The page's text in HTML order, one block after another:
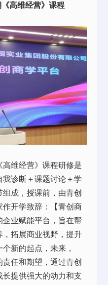
《高维经营》课程
维经营》课程研修是
诊断＋课题讨论＋学
组成，授课前，由青创
作开学致辞：【青创商
企业赋能平台，旨在帮
，拓展商业视野，提升
新的起点，未来，
责任和期望，通过青创
提供强大的动力和支